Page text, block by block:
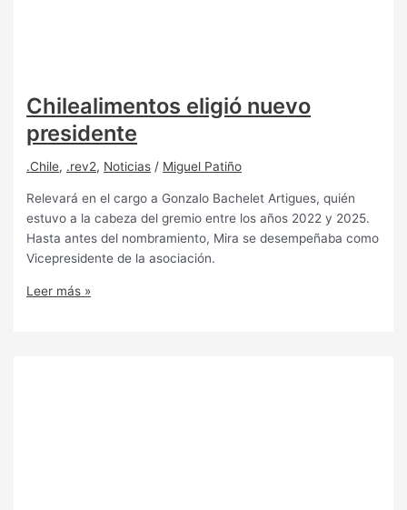
Chilealimentos eligió nuevo
presidente
.Chile, .rev2, Noticias / Miguel Patiño
Relevará en el cargo a Gonzalo Bachelet Artigues, quién
estuvo a la cabeza del gremio entre los años 2022 y 2025.
Hasta antes del nombramiento, Mira se desempeñaba como
Vicepresidente de la asociación.
Leer más »